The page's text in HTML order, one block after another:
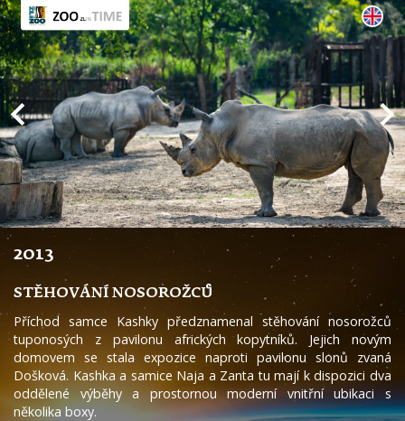
2013
STĚHOVÁNÍ NOSOROŽCŮ
Příchod samce Kashky předznamenal stěhování nosorožců
tuponosých z pavilonu afrických kopytníků. Jejich novým
domovem se stala expozice naproti pavilonu slonů zvaná
Došková. Kashka a samice Naja a Zanta tu mají k dispozici dva
oddělené výběhy a prostornou moderní vnitřní ubikaci s
několika boxy.